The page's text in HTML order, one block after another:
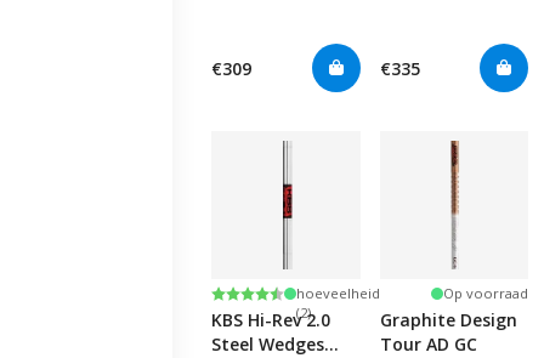
€309 €335
Beoordeling:
4.7 uit 5 sterren
hoeveelheid
(2)
KBS Hi-Rev 2.0
Steel Wedges
Op voorraad
Graphite Design
Tour AD GC